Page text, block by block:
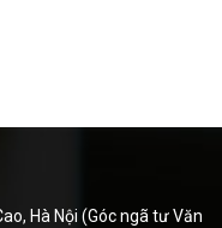
Hà Nội (Góc ngã tư Văn